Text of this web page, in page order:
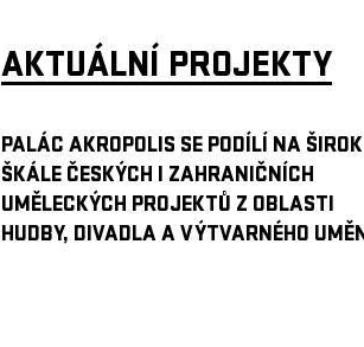
AKTUÁLNÍ PROJEKTY
PALÁC AKROPOLIS SE PODÍLÍ NA
ŠKÁLE ČESKÝCH I ZAHRANIČNÍCH
UMĚLECKÝCH PROJEKTŮ Z OBLASTI
HUDBY, DIVADLA A VÝTVARNÉHO